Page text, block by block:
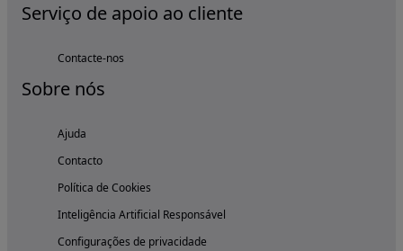
Serviço de apoio ao cliente
Contacte-nos
Sobre nós
Ajuda
Contacto
Política de Cookies
Inteligência Artificial Responsável
Configurações de privacidade